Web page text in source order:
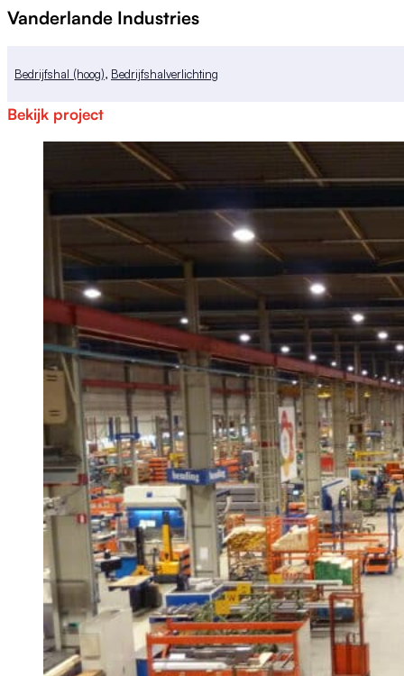
Vanderlande Industries
Bedrijfshal (hoog), Bedrijfshalverlichting
Bekijk project